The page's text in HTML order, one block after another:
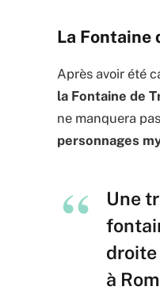
La Fontaine
Après avoir été
la Fontaine de
ne manquera
personnages
Une
droite
à